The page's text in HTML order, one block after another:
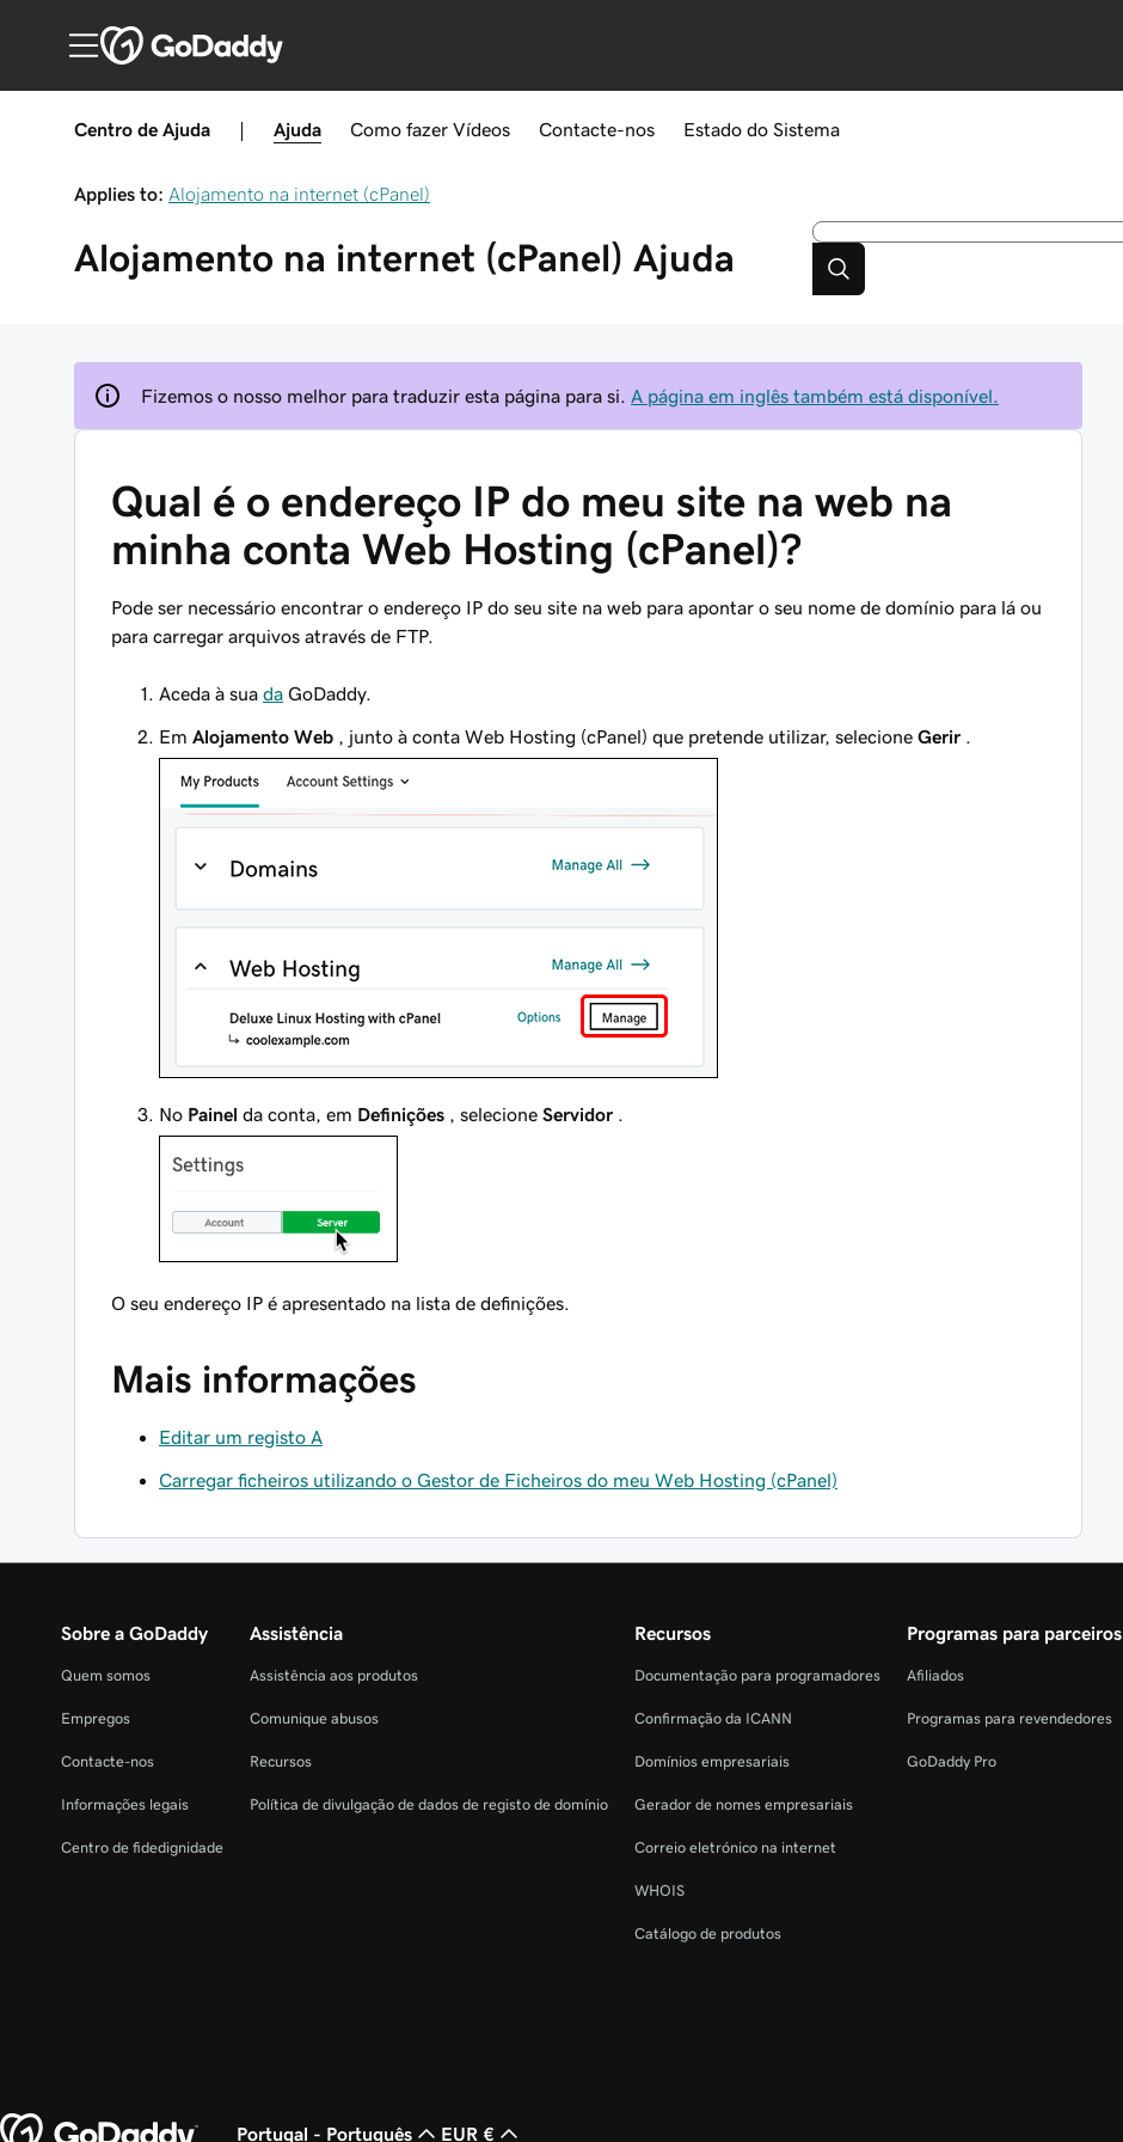
Centro de Ajuda Ajuda Como fazer Vídeos Contacte-nos Estado do Sistema
Applies to: Alojamento na internet (cPanel)
Alojamento na internet (cPanel) Ajuda
Fizemos o nosso melhor para traduzir esta página para si. A página em inglês também está disponível.
Qual é o endereço IP do meu site na web na
minha conta Web Hosting (cPanel)?
Pode ser necessário encontrar o endereço IP do seu site na web para apontar o seu nome de domínio para lá ou
para carregar arquivos através de FTP.
Aceda à sua da GoDaddy.
Em Alojamento Web , junto à conta Web Hosting (cPanel) que pretende utilizar, selecione Gerir
No Painel da conta, em Definições , selecione Servidor
O seu endereço IP é apresentado na lista de definições.
Mais informações
Editar um registo A
Carregar ficheiros utilizando o Gestor de Ficheiros do meu Web Hosting (cPanel)
Sobre a GoDaddy
Quem somos
Empregos
Contacte-nos
Informações legais
Centro de fidedignidade
Assistência
Assistência aos produtos
Comunique abusos
Recursos
Política de divulgação de dados de registo de domínio
Recursos
Documentação para programadores
Confirmação da ICANN
Domínios empresariais
Gerador de nomes empresariais
Correio eletrónico na internet
WHOIS
Catálogo de produtos
Programas para parceiros
Afiliados
Programas para revendedores
GoDaddy Pro
Portugal - Português EUR €